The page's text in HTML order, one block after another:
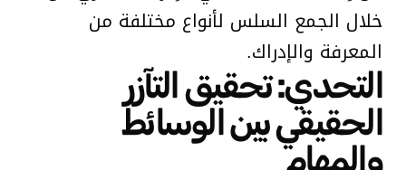
خلال الجمع السلس لأنواع مختلفة من
المعرفة والإدراك.
التحدي: تحقيق التآزر
الحقيقي بين الوسائط
والمهام